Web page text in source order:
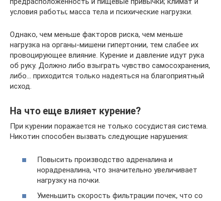
условия работы; масса тела и психические нагрузки.
Однако, чем меньше факторов риска, чем меньше
нагрузка на органы-мишени гипертонии, тем слабее их
провоцирующее влияние. Курение и давление идут рука
об руку. Должно либо взыграть чувство самосохранения,
либо… приходится только надеяться на благоприятный
исход.
На что еще влияет курение?
При курении поражается не только сосудистая система.
Никотин способен вызвать следующие нарушения:
Повысить производство адреналина и
норадреналина, что значительно увеличивает
нагрузку на почки.
Уменьшить скорость фильтрации почек, что со